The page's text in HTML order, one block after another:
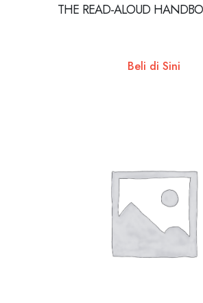
THE READ-ALOUD
Beli di Sini